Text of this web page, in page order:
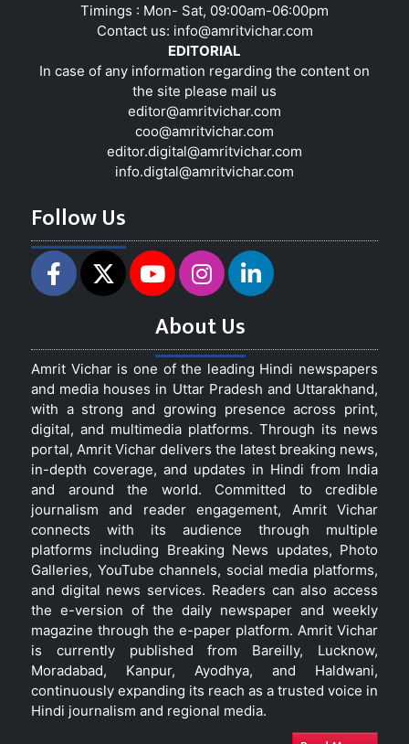
Timings : Mon- Sat, 09:00am-06:00pm
Contact us: info@amritvichar.com
EDITORIAL
In case of any information regarding the content on
the site please mail us
editor@amritvichar.com
coo@amritvichar.com
editor.digital@amritvichar.com
info.digtal@amritvichar.com
Follow Us
About Us
Amrit Vichar is one of the leading Hindi newspapers
and media houses in Uttar Pradesh and Uttarakhand,
with a strong and growing presence across print,
digital, and multimedia platforms. Through its news
portal, Amrit Vichar delivers the latest breaking news,
in-depth coverage, and updates in Hindi from India
and around the world. Committed to credible
journalism and reader engagement, Amrit Vichar
connects with its audience through multiple
platforms including Breaking News updates, Photo
Galleries, YouTube channels, social media platforms,
and digital news services. Readers can also access
the e-version of the daily newspaper and weekly
magazine through the e-paper platform. Amrit Vichar
is currently published from Bareilly, Lucknow,
Moradabad, Kanpur, Ayodhya, and Haldwani,
continuously expanding its reach as a trusted voice in
Hindi journalism and regional media.